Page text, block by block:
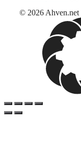
© 2026 Ahven.net